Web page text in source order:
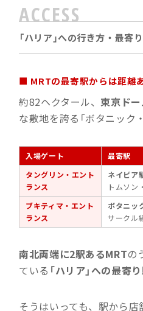
ACCESS
「ハリア」への行き方・最寄
■ MRTの最寄駅からは距離
約82ヘクタール、 東京ド
な敷地を誇る「ボタニック
入場ゲート
最寄駅
タングリン・エント
ランス
ネイピア
トムソン
ブキティマ・エント
ランス
ボタニッ
サークル
南北両端に2駅あるMRTの
ている 「ハリア」への最寄
そうはいっても、駅から